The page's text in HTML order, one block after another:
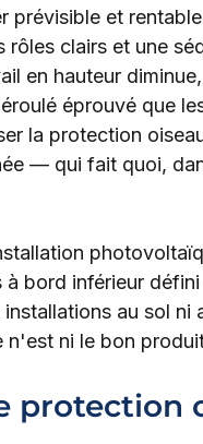
prévisible et
rôles clairs et une
en hauteur
éprouvé que
la protection
— qui fait quoi,
bord inférieur
au sol
ni le bon
protection